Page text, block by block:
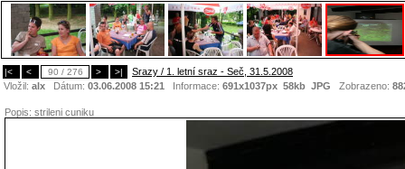
|< < 90 / 276 > >|
Srazy / 1. letní sraz - Seč, 31.5.2008
Vložil: alx Dátum: 03.06.2008 15:21 Informace: 691x1037px 58kb JPG Zobrazeno:
Popis: strileni cuniku